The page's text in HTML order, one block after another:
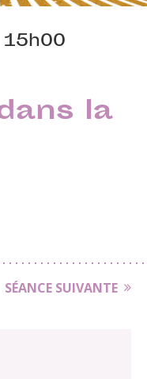
la
SÉANCE SUIVANTE